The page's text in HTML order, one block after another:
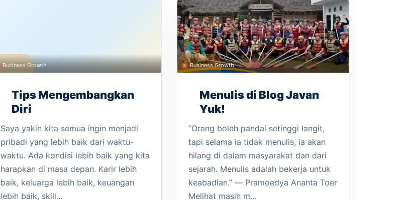
Business Growth
Tips Mengembangkan
Diri
Saya yakin kita semua ingin menjadi
pribadi yang lebih baik dari waktu-
waktu. Ada kondisi lebih baik yang kita
harapkan di masa depan. Karir lebih
baik, keluarga lebih baik, keuangan
lebih baik, skill...
Business Growth
Menulis di Blog Javan
Yuk!
“Orang boleh pandai setinggi langit,
tapi selama ia tidak menulis, ia akan
hilang di dalam masyarakat dan dari
sejarah. Menulis adalah bekerja untuk
keabadian.” ― Pramoedya Ananta Toer
Melihat masih m...